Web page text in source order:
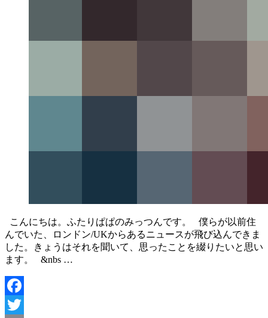
こんにちは。ふたりぱぱのみっつんです。 僕らが以前住
んでいた、ロンドン/UKからあるニュースが飛び込んできま
した。きょうはそれを聞いて、思ったことを綴りたいと思い
ます。 &nbs …
Facebook